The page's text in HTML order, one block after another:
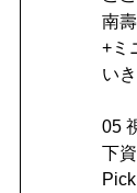
南
+ミ
い
05
下